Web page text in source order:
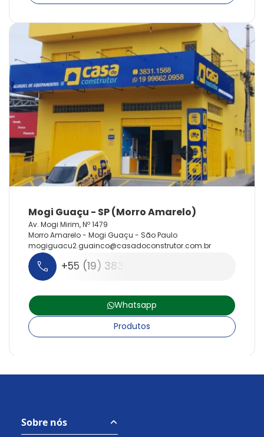
Av. Mogi Mirim, Nº 1479
Morro Amarelo - Mogi Guaçu - São Paulo
mogiguacu2.guainco@casadoconstrutor.com.br
+55 (19) 3831-1568
Whatsapp
Produtos
Sobre nós